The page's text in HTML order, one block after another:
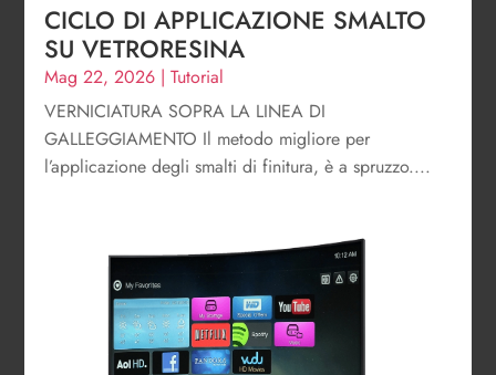
CICLO DI APPLICAZIONE SMALTO
SU VETRORESINA
Mag 22, 2026 |Tutorial
VERNICIATURA SOPRA LA LINEA DI
GALLEGGIAMENTO Il metodo migliore per
l’applicazione degli smalti di finitura, è a spruzzo....